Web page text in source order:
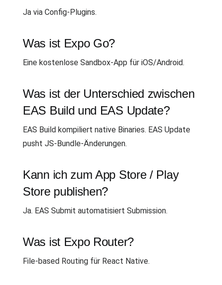
Ja via Config-Plugins.
Was ist Expo Go?
Eine kostenlose Sandbox-App für iOS/Android.
Was ist der Unterschied zwischen
EAS Build und EAS Update?
EAS Build kompiliert native Binaries. EAS Update
pusht JS-Bundle-Änderungen.
Kann ich zum App Store / Play
Store publishen?
Ja. EAS Submit automatisiert Submission.
Was ist Expo Router?
File-based Routing für React Native.